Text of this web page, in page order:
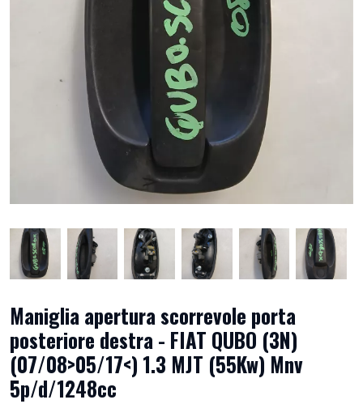
Maniglia apertura scorrevole porta
posteriore destra - FIAT QUBO (3N)
(07/08>05/17<) 1.3 MJT (55Kw) Mnv
5p/d/1248cc